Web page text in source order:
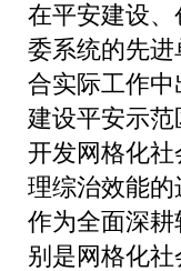
在平安建设
委系统的先
合实际工作
建设平安示
开发网格化
理综治效能
作为全面深
别是网格化